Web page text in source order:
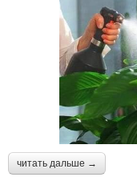
читать дальше →